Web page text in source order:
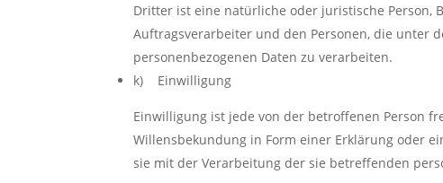
Dritter ist eine natürliche oder juristische Person,
Auftragsverarbeiter und den Personen, die unter
personenbezogenen Daten zu verarbeiten.
k) Einwilligung
Einwilligung ist jede von der betroffenen Person
Willensbekundung in Form einer Erklärung oder
sie mit der Verarbeitung der sie betreffenden